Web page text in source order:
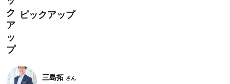
ピックアップ
三島拓 さん